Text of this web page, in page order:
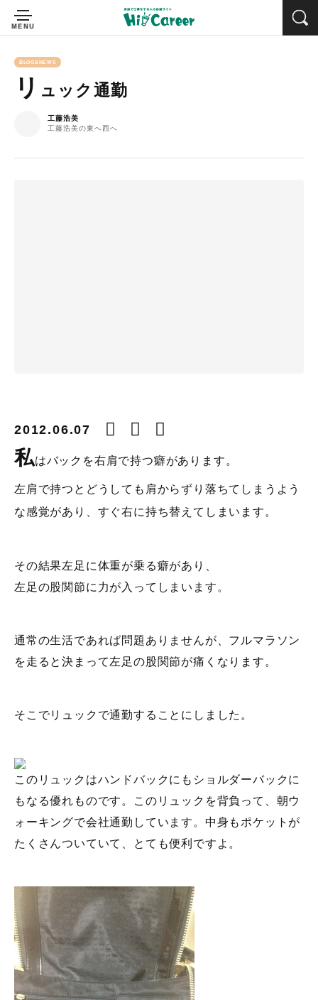
BLOG&NEWS
リ ュック通勤
工藤浩美
工藤浩美の東へ西へ
2012.06.07
私はバックを右肩で持つ癖があります。
左肩で持つとどうしても肩からずり落ちてしまうよう
な感覚があり、すぐ右に持ち替えてしまいます。
その結果左足に体重が乗る癖があり、
左足の股関節に力が入ってしまいます。
通常の生活であれば問題ありませんが、フルマラソン
を走ると決まって左足の股関節が痛くなります。
そこでリュックで通勤することにしました。
このリュックはハンドバックにもショルダーバックに
もなる優れものです。このリュックを背負って、朝ウ
ォーキングで会社通勤しています。中身もポケットが
たくさんついていて、とても便利ですよ。